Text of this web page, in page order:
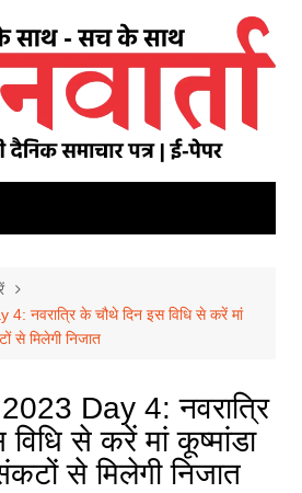
नवरात्रि के चौथे दिन इस विधि से करें मां
से मिलेगी निजात
Day 4: नवरात्रि
से करें मां कूष्मांडा
से मिलेगी निजात